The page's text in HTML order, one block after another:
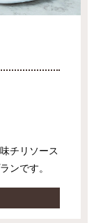
チリソース
ンです。